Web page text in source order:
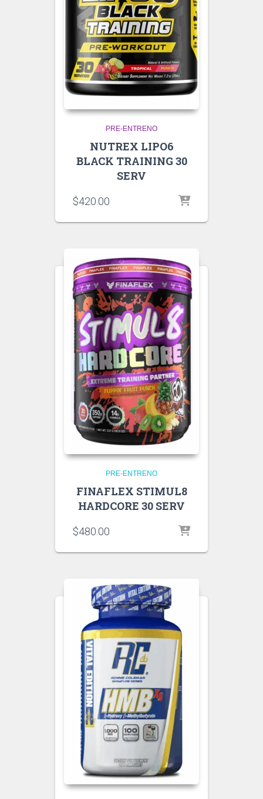
PRE-ENTRENO
NUTREX LIPO6
BLACK TRAINING 30
SERV
$420.00
PRE-ENTRENO
FINAFLEX STIMUL8
HARDCORE 30 SERV
$480.00